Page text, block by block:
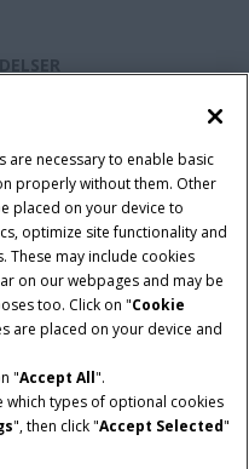
Cookie Settings
Reserved. Case IH is a
are necessary to enable basic
properly without them. Other
placed on your device to
optimize site functionality and
may include cookies
on our webpages and may be
too. Click on "Cookie
are placed on your device and
"Accept All".
types of optional cookies
", then click "Accept Selected"